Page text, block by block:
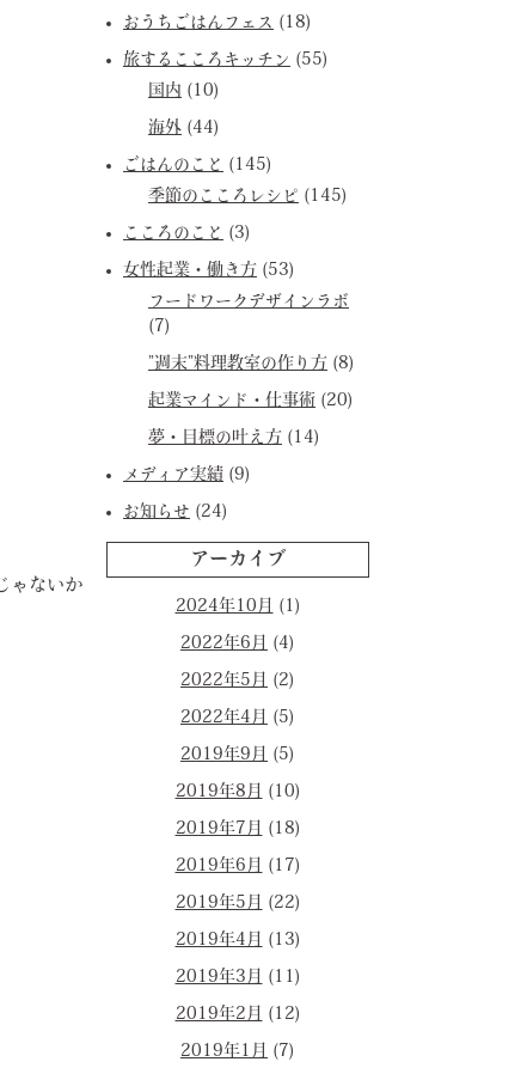
ゃないか
おうちごはんフェス (18)
旅するこころキッチン (55)
国内 (10)
海外 (44)
ごはんのこと (145)
季節のこころレシピ (145)
こころのこと (3)
女性起業・働き方 (53)
フードワークデザインラボ
(7)
”週末”料理教室の作り方 (8)
起業マインド・仕事術 (20)
夢・目標の叶え方 (14)
メディア実績 (9)
お知らせ (24)
アーカイブ
2024年10月 (1)
2022年6月 (4)
2022年5月 (2)
2022年4月 (5)
2019年9月 (5)
2019年8月 (10)
2019年7月 (18)
2019年6月 (17)
2019年5月 (22)
2019年4月 (13)
2019年3月 (11)
2019年2月 (12)
2019年1月 (7)